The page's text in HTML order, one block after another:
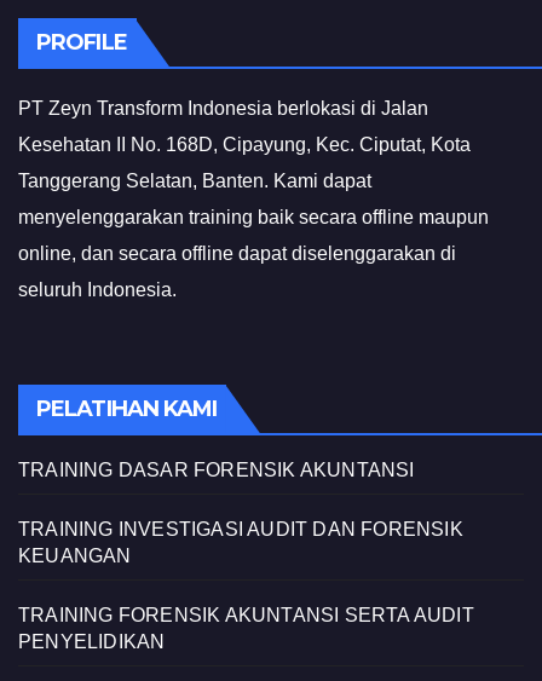
PROFILE
PT Zeyn Transform Indonesia berlokasi di Jalan
Kesehatan II No. 168D, Cipayung, Kec. Ciputat, Kota
Tanggerang Selatan, Banten. Kami dapat
menyelenggarakan training baik secara offline maupun
online, dan secara offline dapat diselenggarakan di
seluruh Indonesia.
PELATIHAN KAMI
TRAINING DASAR FORENSIK AKUNTANSI
TRAINING INVESTIGASI AUDIT DAN FORENSIK
KEUANGAN
TRAINING FORENSIK AKUNTANSI SERTA AUDIT
PENYELIDIKAN